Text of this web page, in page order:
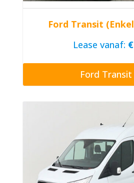
Ford Transit
Lease vanaf:
Ford Transit